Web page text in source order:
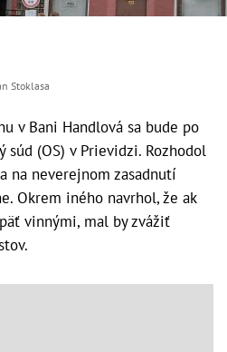
Stoklasa
v Bani Handlová sa bude po
súd (OS) v Prievidzi. Rozhodol
na neverejnom zasadnutí
Okrem iného navrhol, že ak
vinnými, mal by zvážiť